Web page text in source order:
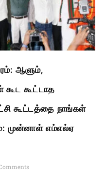
ஆளும்,
கூட கூட்டாத
கூட்டத்தை நாங்கள்
முன்னாள் எம்எல்ஏ